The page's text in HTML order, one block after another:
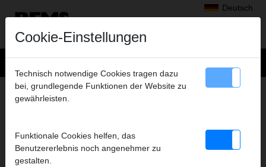
Deutsch
Produkte>Gewindeschneiden, Rollnuten >REMS Schneidbacken
> Schneidbacken M 22,
HSS, SATZ
Art.-Nr. 341434 RHSS
Cookie-Einstellungen
Technisch notwendige Cookies tragen dazu
bei, grundlegende Funktionen der Website zu
gewährleisten.
Funktionale Cookies helfen, das
Benutzererlebnis noch angenehmer zu
gestalten.